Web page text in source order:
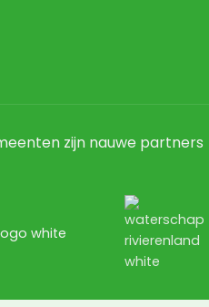
zijn nauwe partners